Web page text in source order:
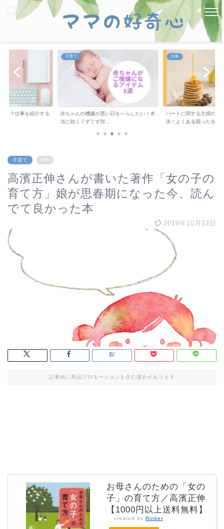
い日をへらしたい！本
仕事
パートに関する主婦の悩みをサクっと解
決！よくある困ったを...
キャリアアップ
格安で資格勉強ができ
は？経験者が教える...
子育て PR
高濱正伸さんが書いた著作「女の子の
育て方」娘が思春期になった今、読ん
でて良かった本
2019年10月12日
記事内に商品プロモーションを含む場合があります
お母さんのための「女の
子」の育て方／高濱正伸
【1000円以上送料無料】
created by Rinker